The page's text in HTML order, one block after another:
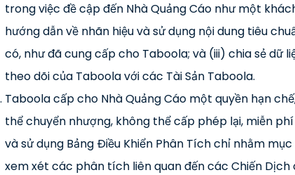
trong việc đề cập đến Nhà Quảng Cáo như một
hướng dẫn về nhãn hiệu và sử dụng nội dung tiêu
có, như đã cung cấp cho Taboola; và (iii) chia sẻ dữ
theo dõi của Taboola với các Tài Sản Taboola.
Taboola cấp cho Nhà Quảng Cáo một quyền hạn
thể chuyển nhượng, không thể cấp phép lại, miễn
và sử dụng Bảng Điều Khiển Phân Tích chỉ nhằm
xem xét các phân tích liên quan đến các Chiến Dịch